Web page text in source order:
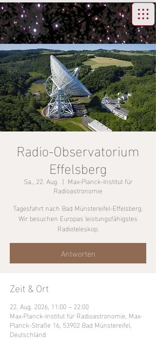
Radio-Observatorium
Effelsberg
Sa., 22. Aug.
  |
Max-Planck-Institut für
Radioastronomie
Tagesfahrt nach Bad Münstereifel-Effelsberg.
Wir besuchen Europas leistungsfähigstes
Radioteleskop.
Antworten
Zeit & Ort
22. Aug. 2026, 11:00 – 22:00
Max-Planck-Institut für Radioastronomie, Max-
Planck-Straße 16, 53902 Bad Münstereifel,
Deutschland